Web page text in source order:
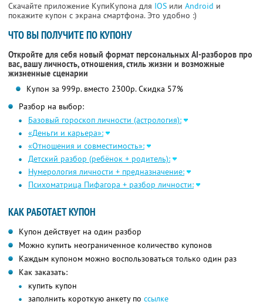
Скачайте приложение КупиКупона для IOS или Android и
покажите купон с экрана смартфона. Это удобно :)
ЧТО ВЫ ПОЛУЧИТЕ ПО КУПОНУ
Откройте для себя новый формат персональных AI-разборов про
вас, вашу личность, отношения, стиль жизни и возможные
жизненные сценарии
Купон за 999р. вместо 2300р. Скидка 57%
Разбор на выбор:
Базовый гороскоп личности (астрология):
«Деньги и карьера»:
«Отношения и совместимость»:
Детский разбор (ребёнок + родитель):
Нумерология личности + предназначение:
Психоматрица Пифагора + разбор личности:
КАК РАБОТАЕТ КУПОН
Купон действует на один разбор
Можно купить неограниченное количество купонов
Каждым купоном можно воспользоваться только один раз
Как заказать:
купить купон
заполнить короткую анкету по ссылке